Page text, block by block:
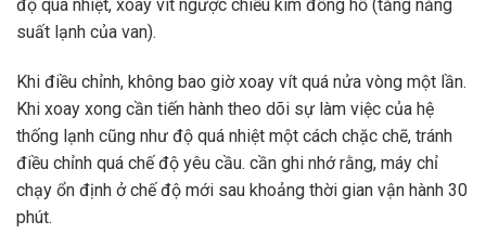
độ quá nhiệt, xoay vít ngược chiều kim đồng hồ (tăng năng
suất lạnh của van).
Khi điều chỉnh, không bao giờ xoay vít quá nửa vòng một lần.
Khi xoay xong cần tiến hành theo dõi sự làm việc của hệ
thống lạnh cũng như độ quá nhiệt một cách chặc chẽ, tránh
điều chỉnh quá chế độ yêu cầu. cần ghi nhớ rằng, máy chỉ
chạy ổn định ở chế độ mới sau khoảng thời gian vận hành 30
phút.